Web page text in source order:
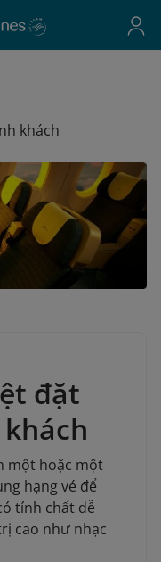
khách
đặt
một hoặc một
hạng vé để
tính chất dễ
cao như nhạc